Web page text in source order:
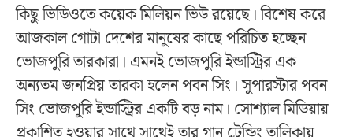
কিছু ভিডিওতে কয়েক মিলিয়ন ভিউ রয়েছে। বিশেষ করে
আজকাল গোটা দেশের মানুষের কাছে পরিচিত হচ্ছেন
ভোজপুরি তারকারা। এমনই ভোজপুরি ইন্ডাস্ট্রির এক
অন্যতম জনপ্রিয় তারকা হলেন পবন সিং। সুপারস্টার পবন
সিং ভোজপুরি ইন্ডাস্ট্রির একটি বড় নাম। সোশ্যাল মিডিয়ায়